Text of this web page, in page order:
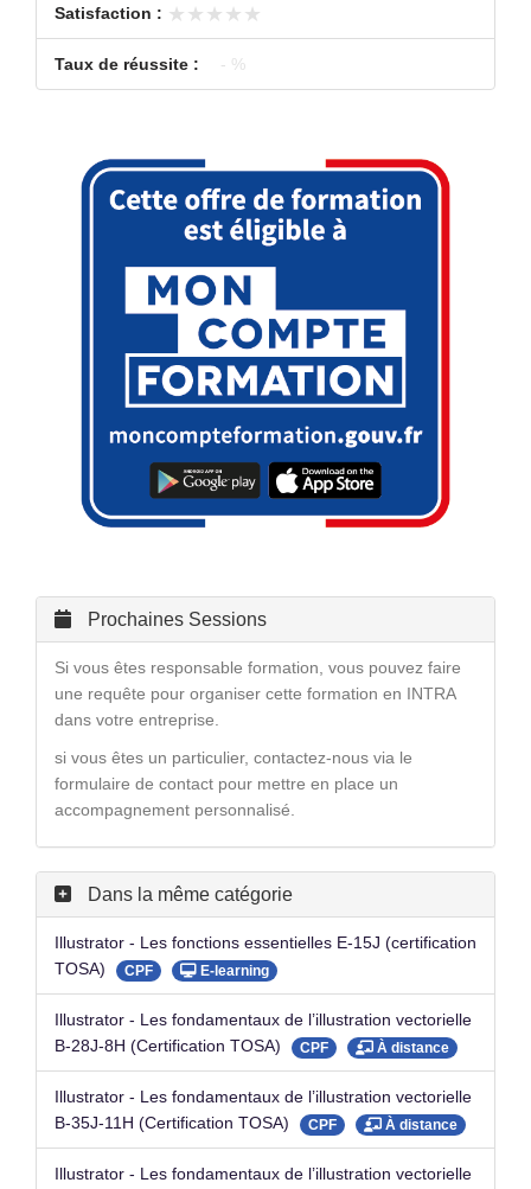
Satisfaction : ★★★★★
★★★★★
Taux de réussite : - %
Prochaines Sessions
Si vous êtes responsable formation, vous pouvez faire
une requête pour organiser cette formation en INTRA
dans votre entreprise.
si vous êtes un particulier, contactez-nous via le
formulaire de contact pour mettre en place un
accompagnement personnalisé.
Dans la même catégorie
Illustrator - Les fonctions essentielles E-15J (certification
TOSA)
CPF E-learning
Illustrator - Les fondamentaux de l’illustration vectorielle
B-28J-8H (Certification TOSA)
CPF À distance
Illustrator - Les fondamentaux de l’illustration vectorielle
B-35J-11H (Certification TOSA)
CPF À distance
Illustrator - Les fondamentaux de l’illustration vectorielle